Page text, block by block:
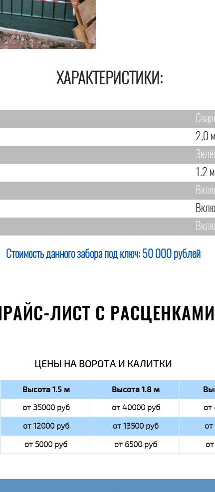
ХАРАКТЕРИСТИКИ:
2,0
1.2 м
Стоимость данного забора под ключ: 50 000 рублей
ПРАЙС-ЛИСТ С РАСЦЕНКАМИ
ЦЕНЫ НА ВОРОТА И КАЛИТКИ
Высота 1.5 м Высота 1.8 м
от 35000 руб от 40000 руб от
от 12000 руб от 13500 руб
от 5000 руб от 6500 руб